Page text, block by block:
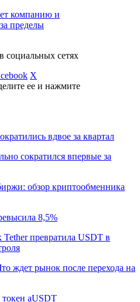
компанию и
пределы
социальных сетях
X
ее и нажмите
вдвое за квартал
сократился впервые за
обзор криптообменника
8,5%
превратила USDT в
ждет рынок после перехода на
токен aUSDT